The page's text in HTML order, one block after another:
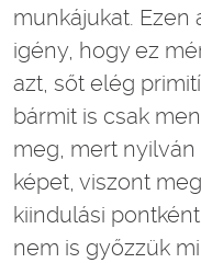
munkájukat. Ezen
igény, hogy ez
azt, sőt elég
bármit is csak
meg, mert
képet, viszont
kiindulási
nem is győzzük